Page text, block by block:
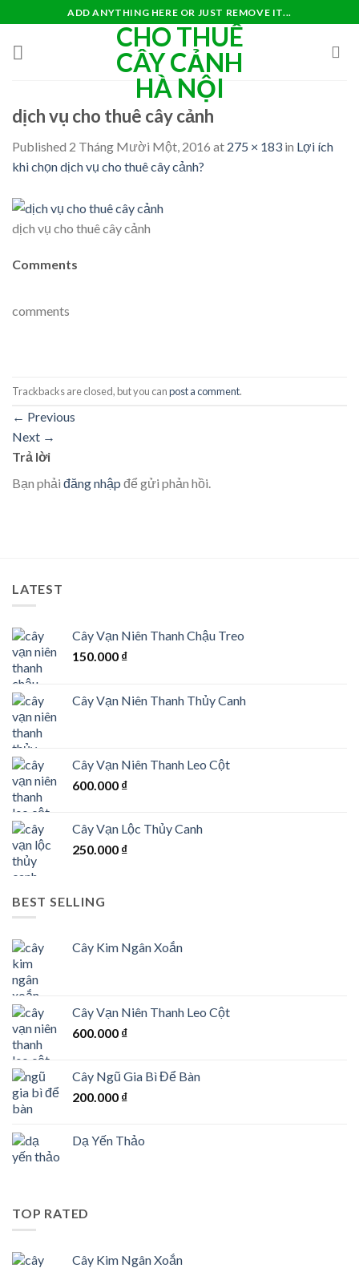
content
ADD ANYTHING HERE OR JUST REMOVE IT...
CHO THUÊ
CÂY CẢNH
HÀ NỘI
dịch vụ cho thuê cây cảnh
Published 2 Tháng Mười Một, 2016 at 275 × 183 in Lợi ích
khi chọn dịch vụ cho thuê cây cảnh?
dịch vụ cho thuê cây cảnh
Comments
comments
Trackbacks are closed, but you canpost a comment.
← Previous
Next →
Trả lời
Bạn phải đăng nhập để gửi phản hồi.
LATEST
Cây Vạn Niên Thanh Chậu Treo
150.000 ₫
Cây Vạn Niên Thanh Thủy Canh
Cây Vạn Niên Thanh Leo Cột
600.000 ₫
Cây Vạn Lộc Thủy Canh
250.000 ₫
BEST SELLING
Cây Kim Ngân Xoắn
Cây Vạn Niên Thanh Leo Cột
600.000 ₫
Cây Ngũ Gia Bì Để Bàn
200.000 ₫
Dạ Yến Thảo
TOP RATED
Cây Kim Ngân Xoắn